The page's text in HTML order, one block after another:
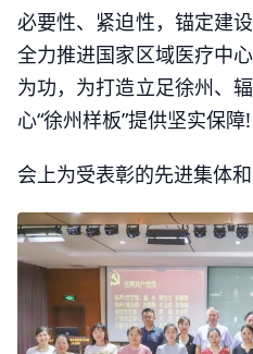
必要性、紧迫性，锚定建
全力推进国家区域医疗中
为功，为打造立足徐州、
心“徐州样板”提供坚实保障!
会上为受表彰的先进集体